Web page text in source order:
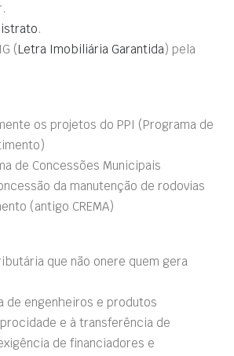
.
(Letra Imobiliária Garantida) pela
os projetos do PPI (Programa de
de Concessões Municipais
da manutenção de rodovias
(antigo CREMA)
que não onere quem gera
de engenheiros e produtos
e à transferência de
de financiadores e